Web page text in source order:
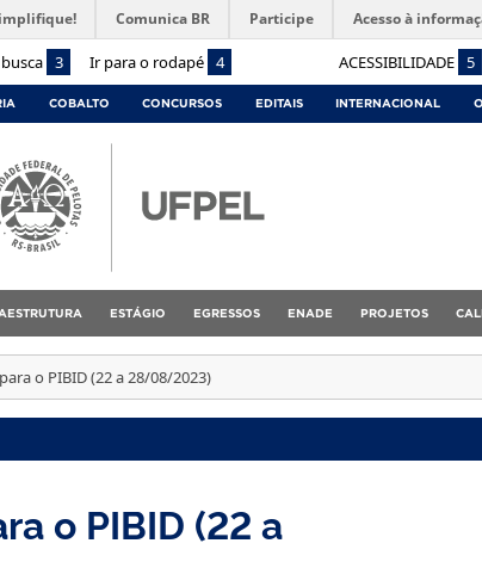
3 Ir para o rodapé 4 ACESSIBILIDADE 5
Comunica BR Participe Acesso à
COBALTO CONCURSOS EDITAIS INTERNACIONAL
ESTÁGIO EGRESSOS ENADE PROJETOS
o PIBID (22 a 28/08/2023)
o PIBID (22 a